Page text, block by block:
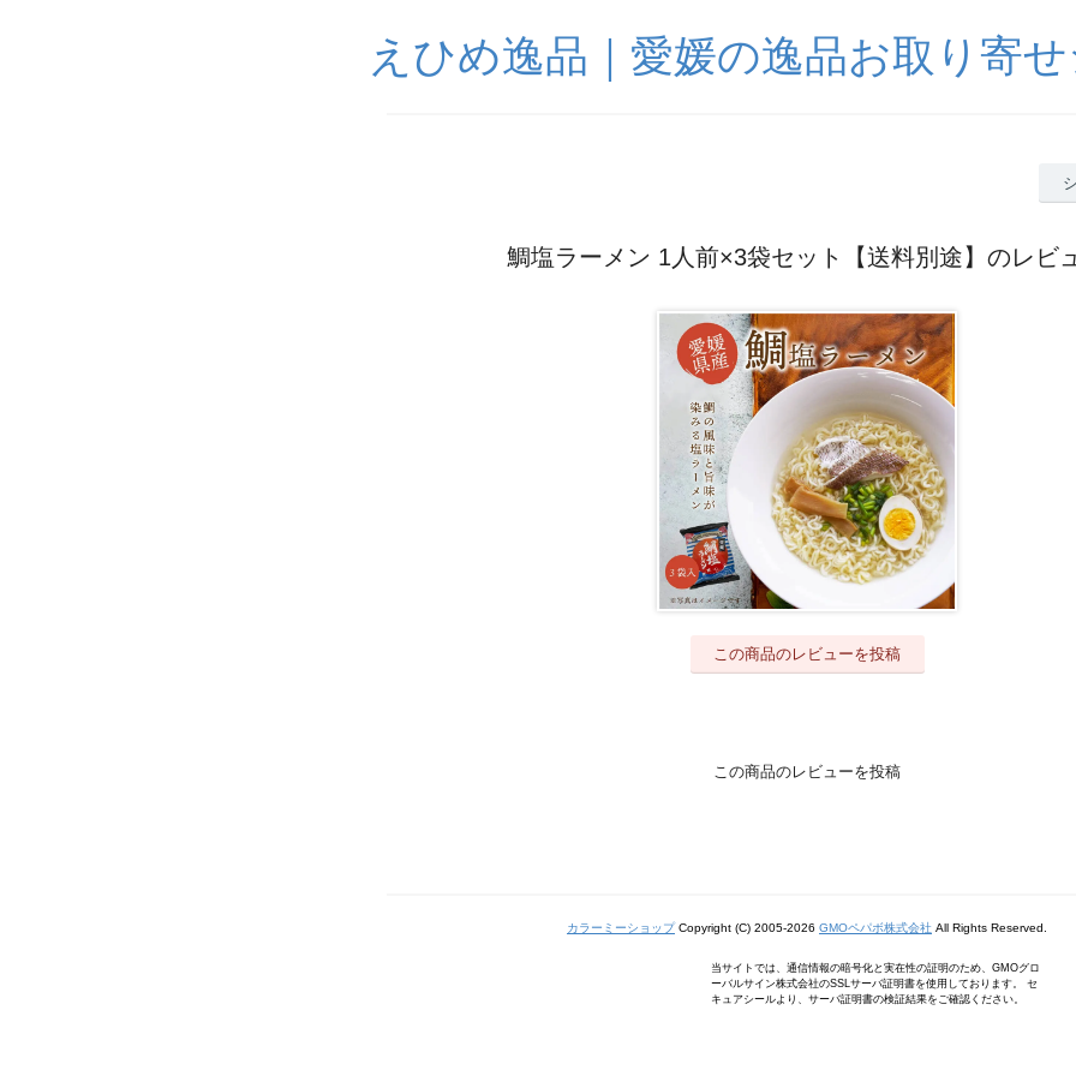
えひめ逸品｜愛媛の逸品お取り寄
鯛塩ラーメン 1人前×3袋セット【送料別途】のレビ
この商品のレビューを投稿
この商品のレビューを投稿
カラーミーショップCopyright (C) 2005-2026 GMOペパボ株式会社 All Rights Reserved.
当サイトでは、通信情報の暗号化と実在性の証明のため、GMOグロ
ーバルサイン株式会社のSSLサーバ証明書を使用しております。 セ
キュアシールより、サーバ証明書の検証結果をご確認ください。